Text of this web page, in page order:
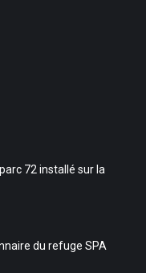
72 installé sur la
du refuge SPA